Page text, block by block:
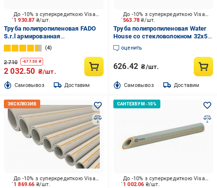
1 930.87 ₴/шт.
До -10% з суперкредиткою Visa Вигода
Труба полипропиленовая FADO
S.r.l армированная
стекловолокном (PPR-FB-PPR)
PN-25 50х8,4 (4 м)
4
2 710 -677.50 ₴
2 032.50 ₴/шт.
Cамовывоз Доставим
563.78₴/шт.
До -10% з суперкредиткою Visa Вигода
Труба полипропиленовая Water
House со стекловолокном 32х5,4
PN-20
оценить
626.42 ₴/шт.
Cамовывоз Доставим
1 869.66 ₴/шт.
До -10% з суперкредиткою Visa Вигода
1 002.06 ₴/шт.
До -10% з суперкредиткою Visa Вигода